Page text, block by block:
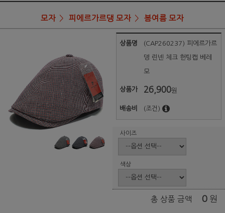
모자 피에르가르댕 모자 봄여름 모자
상품명 (CAP260237) 피에르가르
뎅 린넨 체크 헌팅캡 베레
모
상품가 26,900원
배송비 (조건)
사이즈
색상
총 상품 금액 0 원